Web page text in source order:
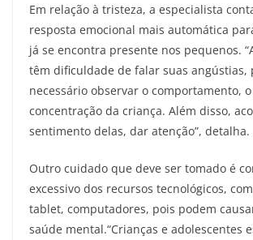
Em relação à tristeza, a especialista
resposta emocional mais automática
já se encontra presente nos pequenos.
têm dificuldade de falar suas angústias,
necessário observar o comportamento,
concentração da criança. Além disso,
sentimento delas, dar atenção”, detalha.
Outro cuidado que deve ser tomado é
excessivo dos recursos tecnológicos,
tablet, computadores, pois podem
saúde mental.“Crianças e adolescentes